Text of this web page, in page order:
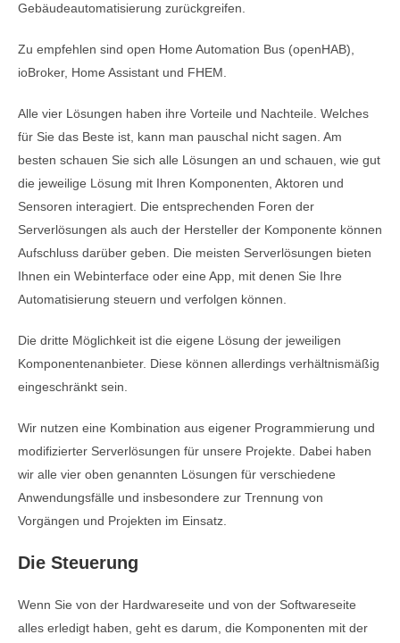
Gebäudeautomatisierung zurückgreifen.
Zu empfehlen sind open Home Automation Bus (openHAB),
ioBroker, Home Assistant und FHEM.
Alle vier Lösungen haben ihre Vorteile und Nachteile. Welches
für Sie das Beste ist, kann man pauschal nicht sagen. Am
besten schauen Sie sich alle Lösungen an und schauen, wie gut
die jeweilige Lösung mit Ihren Komponenten, Aktoren und
Sensoren interagiert. Die entsprechenden Foren der
Serverlösungen als auch der Hersteller der Komponente können
Aufschluss darüber geben. Die meisten Serverlösungen bieten
Ihnen ein Webinterface oder eine App, mit denen Sie Ihre
Automatisierung steuern und verfolgen können.
Die dritte Möglichkeit ist die eigene Lösung der jeweiligen
Komponentenanbieter. Diese können allerdings verhältnismäßig
eingeschränkt sein.
Wir nutzen eine Kombination aus eigener Programmierung und
modifizierter Serverlösungen für unsere Projekte. Dabei haben
wir alle vier oben genannten Lösungen für verschiedene
Anwendungsfälle und insbesondere zur Trennung von
Vorgängen und Projekten im Einsatz.
Die Steuerung
Wenn Sie von der Hardwareseite und von der Softwareseite
alles erledigt haben, geht es darum, die Komponenten mit der